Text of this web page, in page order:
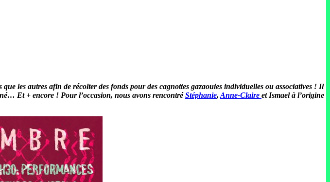
les autres afin de récolter des fonds pour des cagnottes gazaouies individuelles ou associatives ! Il
Et + encore ! Pour l’occasion, nous avons rencontréStéphanie, Anne-Claire et Ismael à l’origine